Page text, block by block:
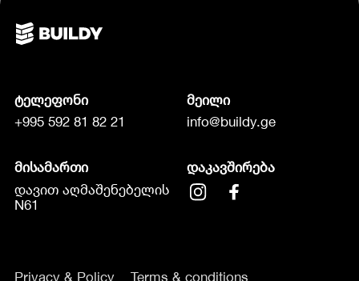
ტელეფონი
+995 592 81 82 21
მეილი
info@buildy.ge
მისამართი
დავით აღმაშენებელის
N61
დაკავშირება
Privacy & Policy Terms & conditions